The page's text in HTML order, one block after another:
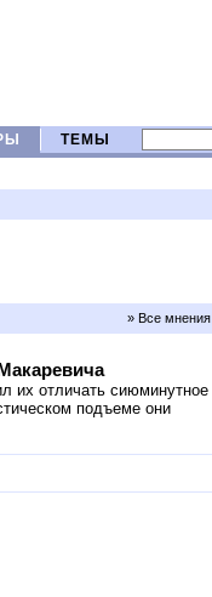
ТЕМЫ
» Все мнения
их отличать сиюминутное
подъеме они